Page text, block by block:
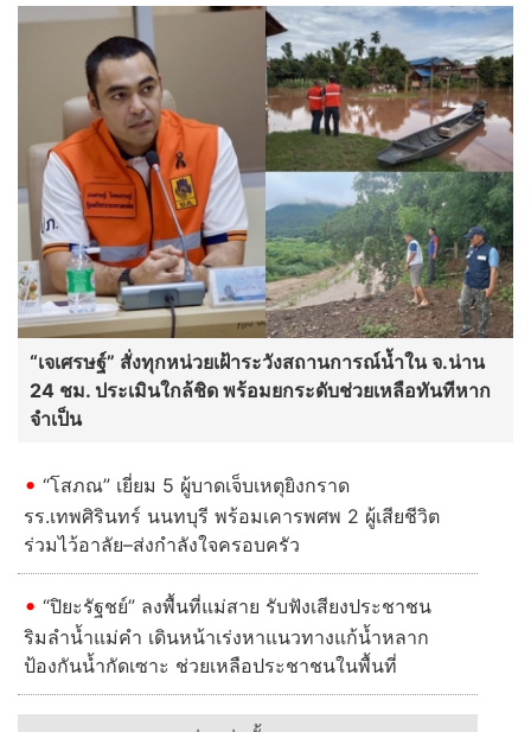
“เจเศรษฐ์” สั่งทุกหน่วยเฝ้าระวังสถานการณ์น้ำใน จ.น่าน
24 ชม. ประเมินใกล้ชิด พร้อมยกระดับช่วยเหลือทันทีหาก
จำเป็น
“โสภณ” เยี่ยม 5 ผู้บาดเจ็บเหตุยิงกราด
รร.เทพศิรินทร์ นนทบุรี พร้อมเคารพศพ 2 ผู้เสียชีวิต
ร่วมไว้อาลัย–ส่งกำลังใจครอบครัว
“ปิยะรัฐชย์” ลงพื้นที่แม่สาย รับฟังเสียงประชาชน
ริมลำน้ำแม่คำ เดินหน้าเร่งหาแนวทางแก้น้ำหลาก
ป้องกันน้ำกัดเซาะ ช่วยเหลือประชาชนในพื้นที่